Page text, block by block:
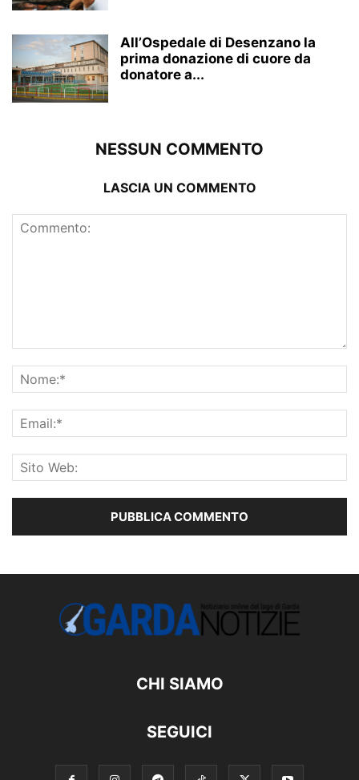
All’Ospedale di Desenzano la
prima donazione di cuore da
donatore a...
NESSUN COMMENTO
LASCIA UN COMMENTO
CHI SIAMO
SEGUICI